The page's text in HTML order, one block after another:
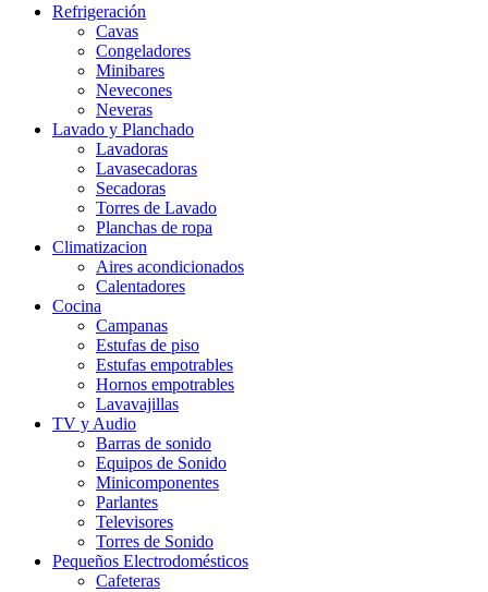
Refrigeración
Cavas
Congeladores
Minibares
Nevecones
Neveras
Lavado y Planchado
Lavadoras
Lavasecadoras
Secadoras
Torres de Lavado
Planchas de ropa
Climatizacion
Aires acondicionados
Calentadores
Cocina
Campanas
Estufas de piso
Estufas empotrables
Hornos empotrables
Lavavajillas
TV y Audio
Barras de sonido
Equipos de Sonido
Minicomponentes
Parlantes
Televisores
Torres de Sonido
Pequeños Electrodomésticos
Cafeteras